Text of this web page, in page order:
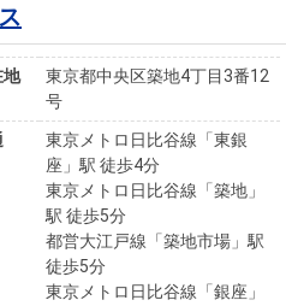
地
東京都中央区築地4丁目3番12
号
東京メトロ日比谷線「東銀
座」駅 徒歩4分
東京メトロ日比谷線「築地」
駅 徒歩5分
都営大江戸線「築地市場」駅
徒歩5分
東京メトロ日比谷線「銀座」